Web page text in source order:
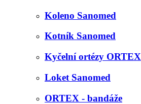
Koleno Sanomed
Kotník Sanomed
Kyčelní ortézy ORTEX
Loket Sanomed
ORTEX - bandáže